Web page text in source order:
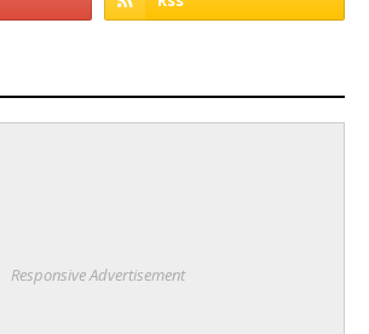
Responsive Advertisement